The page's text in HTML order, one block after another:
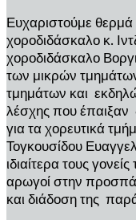
Ευχαριστούμε
χοροδιδάσκαλο κ.
χοροδιδάσκαλο
των μικρών
τμημάτων και
λέσχης που
για τα χορευτικά
Τογκουσίδου
ιδιαίτερα τους
αρωγοί στην
και διάδοση της